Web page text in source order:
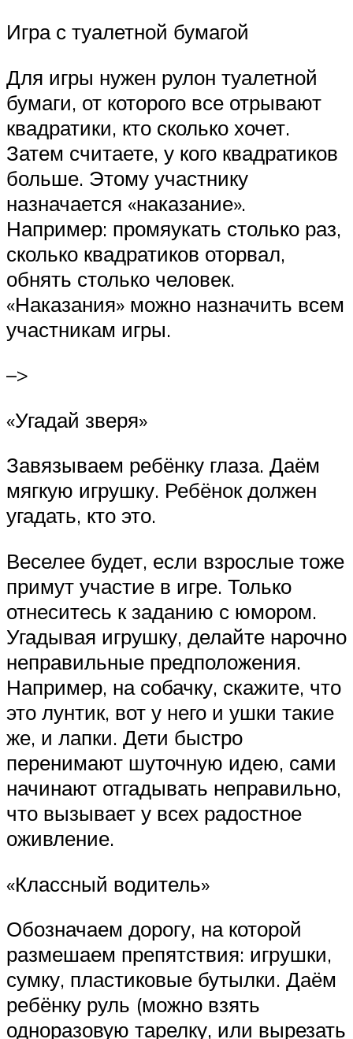
Игра с туалетной бумагой
Для игры нужен рулон туалетной
бумаги, от которого все отрывают
квадратики, кто сколько хочет.
Затем считаете, у кого квадратиков
больше. Этому участнику
назначается «наказание».
Например: промяукать столько раз,
сколько квадратиков оторвал,
обнять столько человек.
«Наказания» можно назначить всем
участникам игры.
–>
«Угадай зверя»
Завязываем ребёнку глаза. Даём
мягкую игрушку. Ребёнок должен
угадать, кто это.
Веселее будет, если взрослые тоже
примут участие в игре. Только
отнеситесь к заданию с юмором.
Угадывая игрушку, делайте нарочно
неправильные предположения.
Например, на собачку, скажите, что
это лунтик, вот у него и ушки такие
же, и лапки. Дети быстро
перенимают шуточную идею, сами
начинают отгадывать неправильно,
что вызывает у всех радостное
оживление.
«Классный водитель»
Обозначаем дорогу, на которой
размешаем препятствия: игрушки,
сумку, пластиковые бутылки. Даём
ребёнку руль (можно взять
одноразовую тарелку, или вырезать